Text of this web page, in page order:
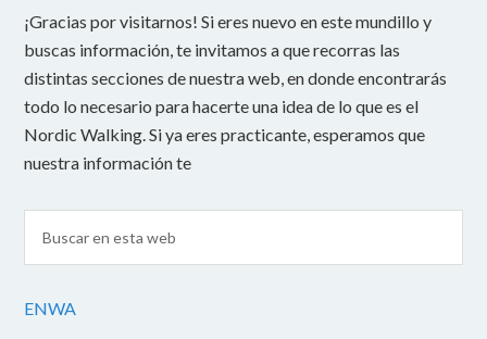
¡Gracias por visitarnos! Si eres nuevo en este mundillo y
buscas información, te invitamos a que recorras las
distintas secciones de nuestra web, en donde encontrarás
todo lo necesario para hacerte una idea de lo que es el
Nordic Walking. Si ya eres practicante, esperamos que
nuestra información te
ENWA